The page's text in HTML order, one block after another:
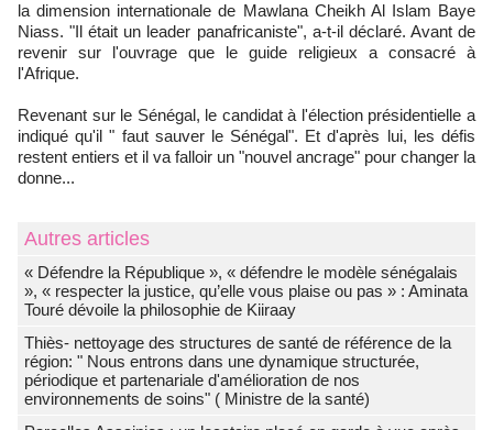
la dimension internationale de Mawlana Cheikh Al Islam Baye
Niass. "Il était un leader panafricaniste", a-t-il déclaré. Avant de
revenir sur l'ouvrage que le guide religieux a consacré à
l'Afrique.
Revenant sur le Sénégal, le candidat à l'élection présidentielle a
indiqué qu'il " faut sauver le Sénégal". Et d'après lui, les défis
restent entiers et il va falloir un "nouvel ancrage" pour changer la
donne...
Autres articles
« Défendre la République », « défendre le modèle sénégalais
», « respecter la justice, qu’elle vous plaise ou pas » : Aminata
Touré dévoile la philosophie de Kiiraay
Thiès- nettoyage des structures de santé de référence de la
région: " Nous entrons dans une dynamique structurée,
périodique et partenariale d'amélioration de nos
environnements de soins" ( Ministre de la santé)